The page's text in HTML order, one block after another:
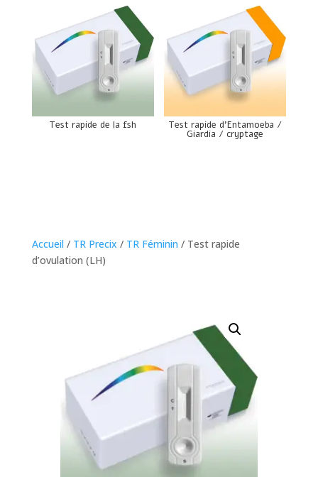
Test rapide de la fsh Test rapide d’Entamoeba /
Giardia / cryptage
Accueil / TR Precix / TR Féminin / Test rapide
d’ovulation (LH)